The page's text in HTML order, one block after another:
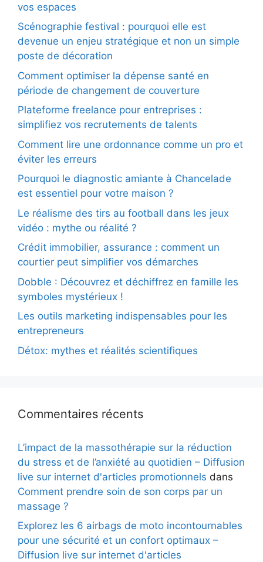
vos espaces
Scénographie festival : pourquoi elle est
devenue un enjeu stratégique et non un simple
poste de décoration
Comment optimiser la dépense santé en
période de changement de couverture
Plateforme freelance pour entreprises :
simplifiez vos recrutements de talents
Comment lire une ordonnance comme un pro et
éviter les erreurs
Pourquoi le diagnostic amiante à Chancelade
est essentiel pour votre maison ?
Le réalisme des tirs au football dans les jeux
vidéo : mythe ou réalité ?
Crédit immobilier, assurance : comment un
courtier peut simplifier vos démarches
Dobble : Découvrez et déchiffrez en famille les
symboles mystérieux !
Les outils marketing indispensables pour les
entrepreneurs
Détox: mythes et réalités scientifiques
Commentaires récents
L’impact de la massothérapie sur la réduction
du stress et de l’anxiété au quotidien – Diffusion
live sur internet d'articles promotionnels dans
Comment prendre soin de son corps par un
massage ?
Explorez les 6 airbags de moto incontournables
pour une sécurité et un confort optimaux –
Diffusion live sur internet d'articles